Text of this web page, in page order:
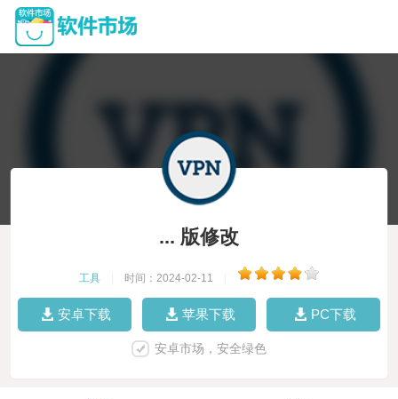
... 版修改
工具 时间：2024-02-11
安卓下载 苹果下载 PC下载
安卓市场，安全绿色